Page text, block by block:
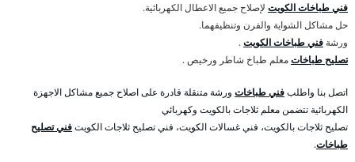
فني طباخات الكويت لإصلاح جميع الاعطال الكهربائية.
حل مشاكل الشواية والفرن وتنظيفهما.
ورشة فني طباخات الكويت.
تصليح طباخاتمعلم طباخ شاطر ورخيص .
اتصل بنا واطلبفني طباخات ورشة متنقلة قادرة على اصلاح جميع مشاكل الاجهزة
الكهربائية تتضمن معلم ثلاجات بالكويت وكهربائي
تصليح ثلاجات بالكويت، فني غسالات الكويت، فني تصليح ثلاجات الكويتفني تصليح
طباخات.